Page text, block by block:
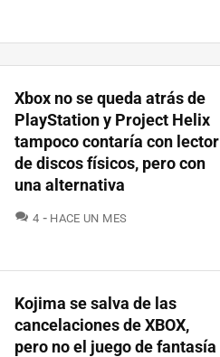
Xbox no se queda atrás de
PlayStation y Project Helix
tampoco contaría con lector
de discos físicos, pero con
una alternativa
4 COMENTARIOS
HACE UN MES
Kojima se salva de las
cancelaciones de XBOX,
pero no el juego de fantasía